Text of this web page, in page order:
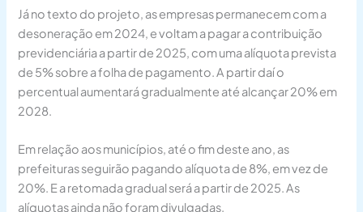
Já no texto do projeto, as empresas permanecem com a
desoneração em 2024, e voltam a pagar a contribuição
previdenciária a partir de 2025, com uma alíquota prevista
de 5% sobre a folha de pagamento. A partir daí o
percentual aumentará gradualmente até alcançar 20% em
2028.
Em relação aos municípios, até o fim deste ano, as
prefeituras seguirão pagando alíquota de 8%, em vez de
20%. E a retomada gradual será a partir de 2025. As
alíquotas ainda não foram divulgadas.